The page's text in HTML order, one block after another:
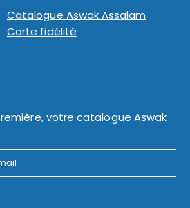
Catalogue Aswak Assalam
Carte fidélité
votre catalogue Aswak